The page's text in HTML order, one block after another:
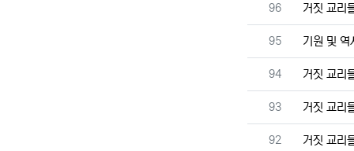
번호
96 거짓 교리
번호
95 기원 및
번호
94 거짓 교리
번호
93 거짓 교리
번호
92 거짓 교리